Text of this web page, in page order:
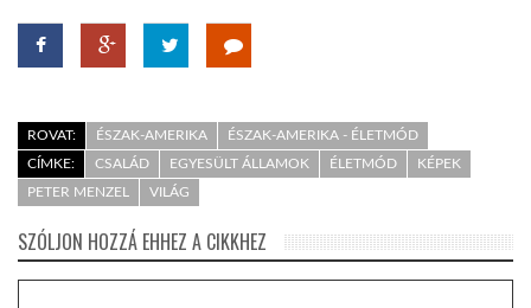
ROVAT: ÉSZAK-AMERIKA
ÉSZAK-AMERIKA - ÉLETMÓD
CÍMKE:
CSALÁD EGYESÜLT ÁLLAMOK ÉLETMÓD
KÉPEK
PETER MENZEL
VILÁG
SZÓLJON HOZZÁ EHHEZ A CIKKHEZ